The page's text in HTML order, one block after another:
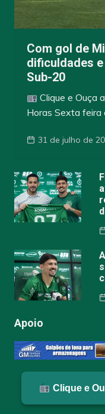
Com gol de
dificuldades
Sub-20
Clique e Ouça
Horas Sexta feira
31 de julho de
Apoio
Clique e